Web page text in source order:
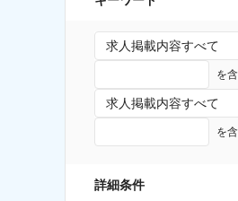
求人掲載内容すべて
を
求人掲載内容すべて
を
詳細条件